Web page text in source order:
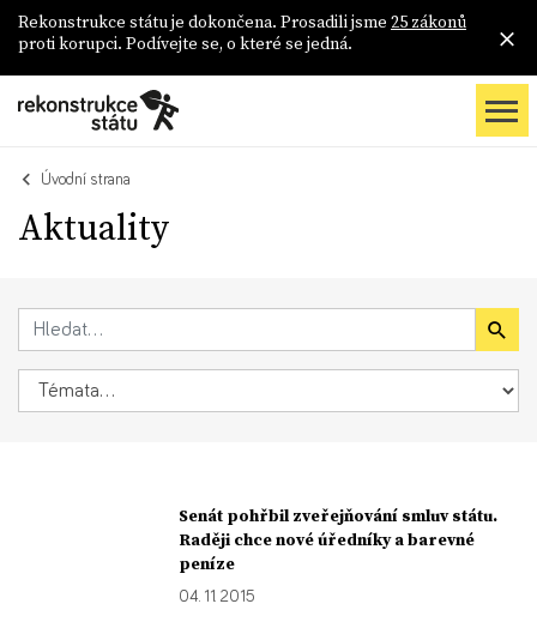
Rekonstrukce státu je dokončena. Prosadili jsme 25 zákonů
proti korupci. Podívejte se, o které se jedná.
Úvodní strana
Aktuality
Senát pohřbil zveřejňování smluv státu.
Raději chce nové úředníky a barevné
peníze
04. 11. 2015